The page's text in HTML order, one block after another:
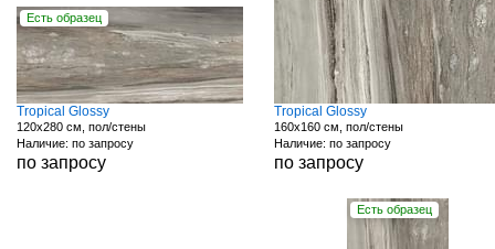
Есть образец
Tropical Glossy
120x280 см, пол/стены
Наличие: по запросу
по запросу
Tropical Glossy
160x160 см, пол/стены
Наличие: по запросу
по запросу
Есть образец